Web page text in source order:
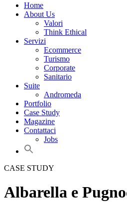
Home
About Us
Valori
Think Ethical
Servizi
Ecommerce
Turismo
Corporate
Sanitario
Suite
Andromeda
Portfolio
Case Study
Magazine
Contattaci
Jobs
CASE STUDY
Albarella e